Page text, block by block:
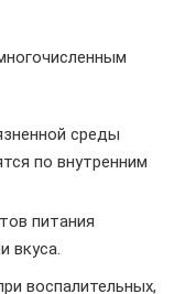
среды
по внутренним
питания
вкуса.
воспалительных,